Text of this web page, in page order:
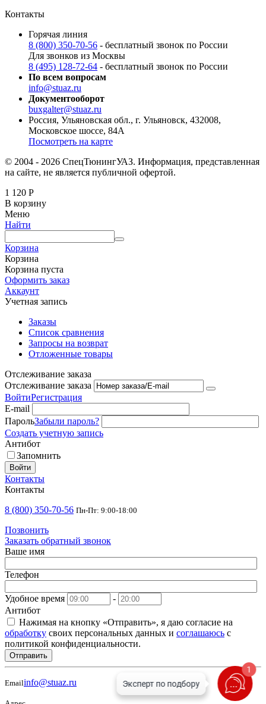
Контакты
Горячая линия
8 (800) 350-70-56 - бесплатный звонок по России
Для звонков из Москвы
8 (495) 128-72-64 - бесплатный звонок по России
По всем вопросам
info@stuaz.ru
Документооборот
buxgalter@stuaz.ru
Россия, Ульяновская обл., г. Ульяновск, 432008,
Московское шоссе, 84А
Посмотреть на карте
© 2004 - 2026 СпецТюнингУАЗ. Информация, представленная
на сайте, не является публичной офертой.
1 120 Р
В корзину
Меню
Найти
Корзина
Корзина
Корзина пуста
Оформить заказ
Аккаунт
Учетная запись
Заказы
Список сравнения
Запросы на возврат
Отложенные товары
Отслеживание заказа
Отслеживание заказа
ВойтиРегистрация
E-mail
ПарольЗабыли пароль?
Создать учетную запись
Антибот
Запомнить
Войти
Контакты
Контакты
8 (800) 350-70-56 Пн-Пт: 9:00-18:00
Позвонить
Заказать обратный звонок
Ваше имя
Телефон
Удобное время
-
Антибот
Нажимая на кнопку «Отправить», я даю согласие на
обработку своих персональных данных и соглашаюсь с
политикой конфиденциальности.
Отправить
Emailinfo@stuaz.ru